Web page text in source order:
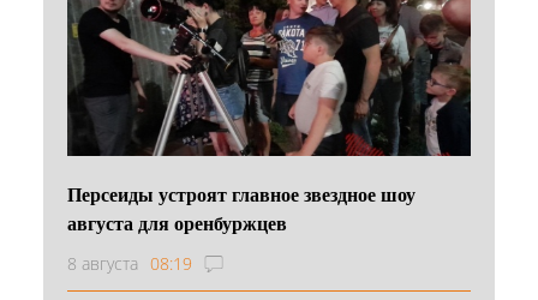
Персеиды устроят главное звездное шоу
августа для оренбуржцев
8 августа 08:19